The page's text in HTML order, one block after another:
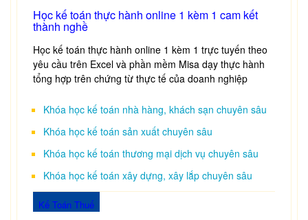
Học kế toán thực hành online 1 kèm 1 cam kết
thành nghề
Học kế toán thực hành online 1 kèm 1 trực tuyến theo
yêu cầu trên Excel và phần mềm Misa dạy thực hành
tổng hợp trên chứng từ thực tế của doanh nghiệp
Khóa học kế toán nhà hàng, khách sạn chuyên sâu
Khóa học kế toán sản xuất chuyên sâu
Khóa học kế toán thương mại dịch vụ chuyên sâu
Khóa học kế toán xây dựng, xây lắp chuyên sâu
Kế Toán Thuế